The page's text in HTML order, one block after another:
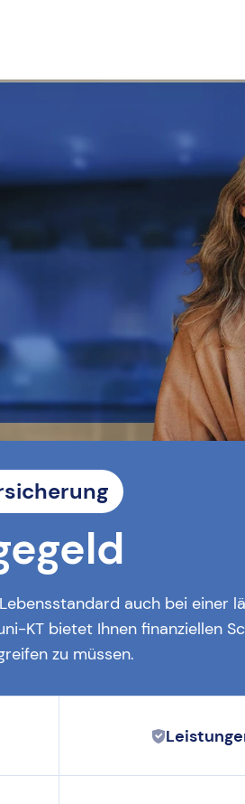
auch bei einer
KT bietet Ihnen finanziellen
zu müssen.